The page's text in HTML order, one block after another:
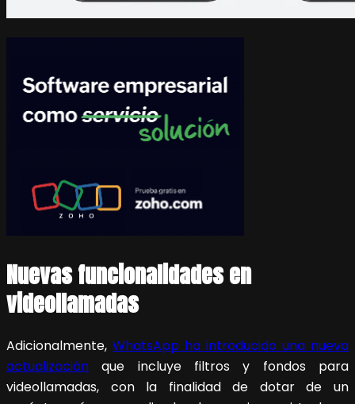
Nuevas funcionalidades en
videollamadas
Adicionalmente, WhatsApp ha introducido una nueva
actualización que incluye filtros y fondos para
videollamadas, con la finalidad de dotar de un